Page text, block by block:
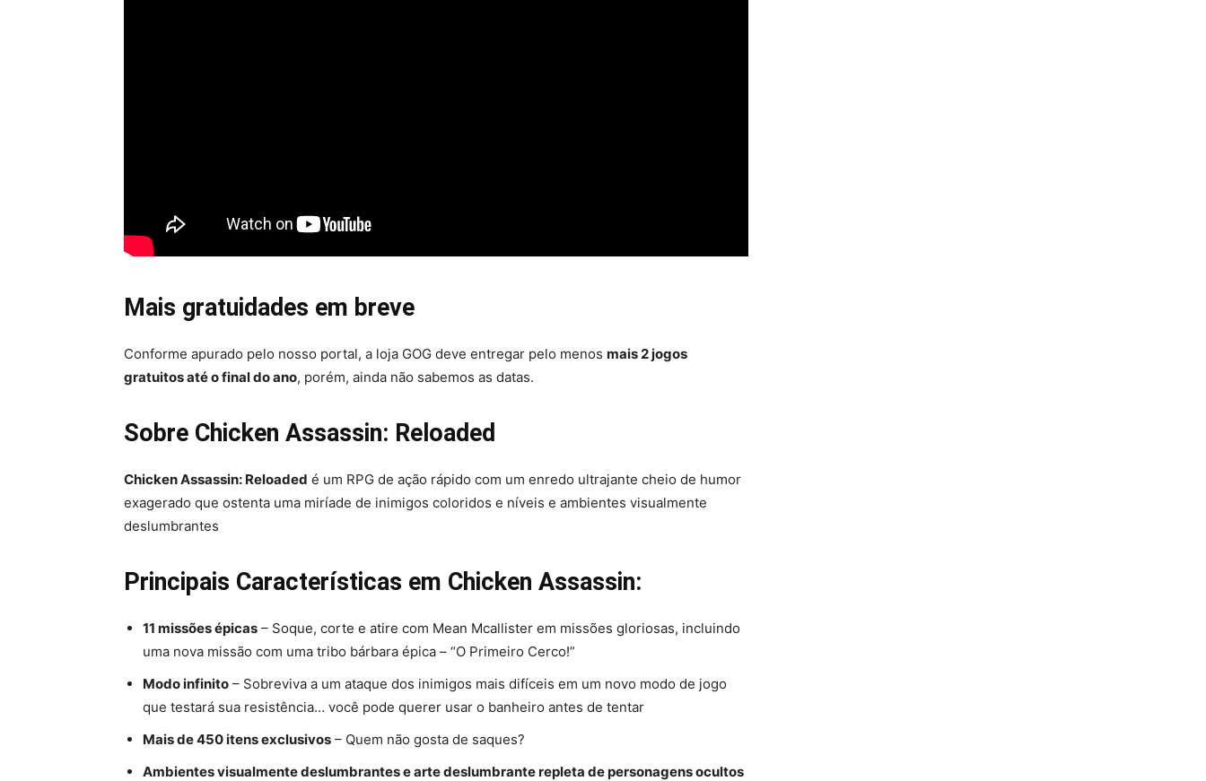
Mais gratuidades em breve
Conforme apurado pelo nosso portal, a loja GOG deve entregar pelo menos mais 2 jogos
gratuitos até o final do ano, porém, ainda não sabemos as datas.
Sobre Chicken Assassin: Reloaded
Chicken Assassin: Reloaded é um RPG de ação rápido com um enredo ultrajante cheio de humor
exagerado que ostenta uma miríade de inimigos coloridos e níveis e ambientes visualmente
deslumbrantes
Principais Características em Chicken Assassin:
11 missões épicas – Soque, corte e atire com Mean Mcallister em missões gloriosas, incluindo
uma nova missão com uma tribo bárbara épica – “O Primeiro Cerco!”
Modo infinito – Sobreviva a um ataque dos inimigos mais difíceis em um novo modo de jogo
que testará sua resistência… você pode querer usar o banheiro antes de tentar
Mais de 450 itens exclusivos – Quem não gosta de saques?
Ambientes visualmente deslumbrantes e arte deslumbrante repleta de personagens ocultos